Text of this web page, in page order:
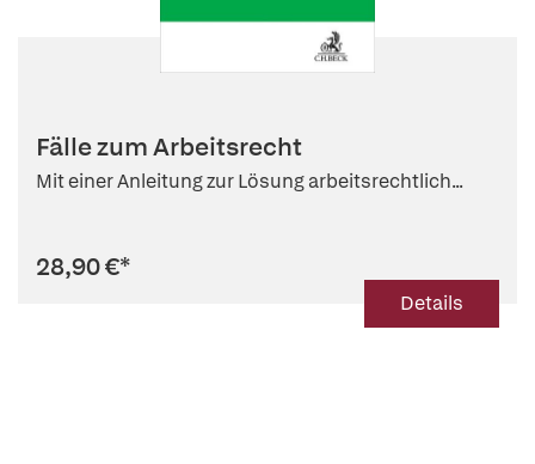
Fälle zum Arbeitsrecht
Mit einer Anleitung zur Lösung arbeitsrechtlich...
28,90 €*
Details